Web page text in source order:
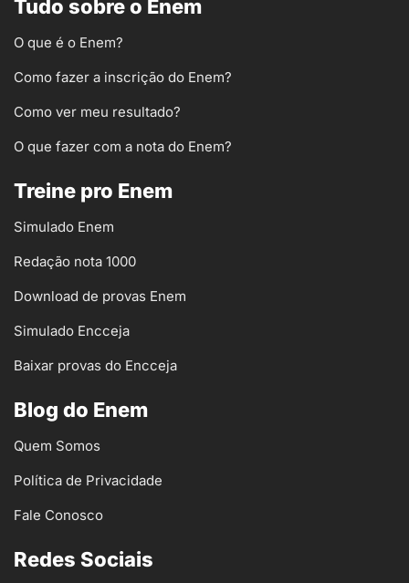
Tudo sobre o Enem
O que é o Enem?
Como fazer a inscrição do Enem?
Como ver meu resultado?
O que fazer com a nota do Enem?
Treine pro Enem
Simulado Enem
Redação nota 1000
Download de provas Enem
Simulado Encceja
Baixar provas do Encceja
Blog do Enem
Quem Somos
Política de Privacidade
Fale Conosco
Redes Sociais